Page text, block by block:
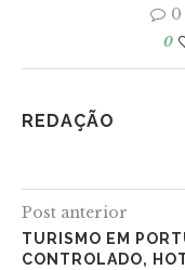
0
REDAÇÃO
Post anterior
TURISMO EM
CONTROLADO,